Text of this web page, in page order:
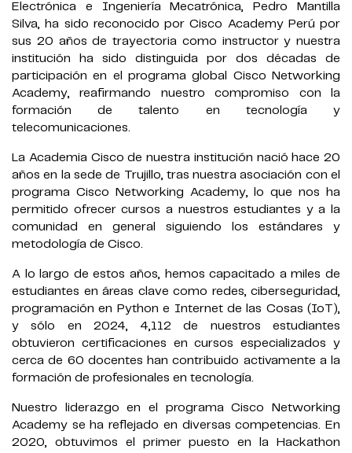
Electrónica e Ingeniería Mecatrónica, Pedro Mantilla
Silva, ha sido reconocido por Cisco Academy Perú por
sus 20 años de trayectoria como instructor y nuestra
institución ha sido distinguida por dos décadas de
participación en el programa global Cisco Networking
Academy, reafirmando nuestro compromiso con la
formación de talento en tecnología y
telecomunicaciones.
La Academia Cisco de nuestra institución nació hace 20
años en la sede de Trujillo, tras nuestra asociación con el
programa Cisco Networking Academy, lo que nos ha
permitido ofrecer cursos a nuestros estudiantes y a la
comunidad en general siguiendo los estándares y
metodología de Cisco.
A lo largo de estos años, hemos capacitado a miles de
estudiantes en áreas clave como redes, ciberseguridad,
programación en Python e Internet de las Cosas (IoT),
y sólo en 2024, 4,112 de nuestros estudiantes
obtuvieron certificaciones en cursos especializados y
cerca de 60 docentes han contribuido activamente a la
formación de profesionales en tecnología.
Nuestro liderazgo en el programa Cisco Networking
Academy se ha reflejado en diversas competencias. En
2020, obtuvimos el primer puesto en la Hackathon